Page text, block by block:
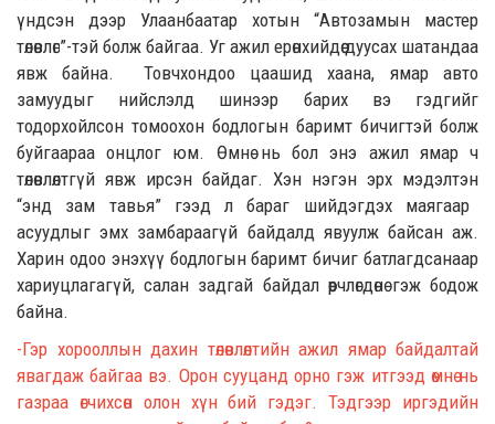
үндсэн дээр Улаанбаатар хотын “Автозамын мастер
төлөвлөгөө”-тэй болж байгаа. Уг ажил ерөнхийдөө дуусах шатандаа
явж байна. Товчхондоо цаашид хаана, ямаравто
замуудыг нийслэлд шинээр барих вэ гэдгийг
тодорхойлсон томоохон бодлогын баримт бичигтэй болж
буйгаараа онцлог юм. Өмнө нь бол энэ ажил ямар ч
төлөвлөлтгүй явж ирсэн байдаг. Хэн нэгэн эрх мэдэлтэн
“энд зам тавья” гээд л бараг шийдэгдэх маягаар
асуудлыг эмх замбараагүй байдалд явуулж байсан аж.
Харин одоо энэхүү бодлогын баримт бичиг батлагдсанаар
хариуцлагагүй, салан задгай байдал өөрчлөгдөнө гэж бодож
байна.
-Гэр хорооллын дахин төлөвлөлтийн ажил ямар байдалтай
явагдаж байгаа вэ. Орон сууцанд орно гэж итгээд өмнө нь
газраа өгчихсөн олон хүн бий гэдэг. Тэдгээр иргэдийн